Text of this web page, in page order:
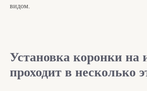
видом.
Установка коронки на
проходит в несколько